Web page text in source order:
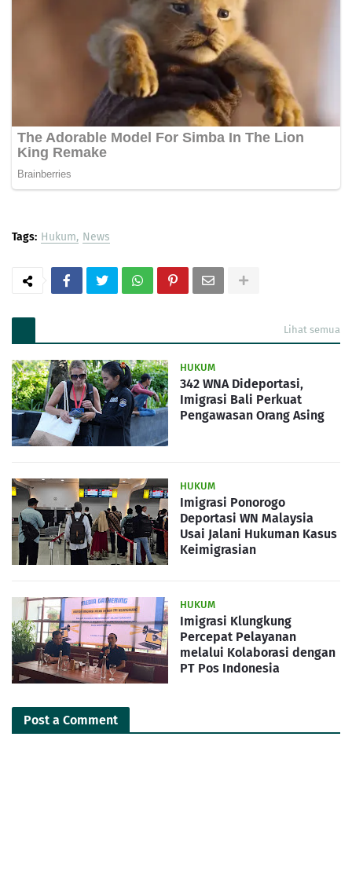
Tags: Hukum News
Lihat semua
HUKUM
342 WNA Dideportasi,
Imigrasi Bali Perkuat
Pengawasan Orang Asing
HUKUM
Imigrasi Ponorogo
Deportasi WN Malaysia
Usai Jalani Hukuman Kasus
Keimigrasian
HUKUM
Imigrasi Klungkung
Percepat Pelayanan
melalui Kolaborasi dengan
PT Pos Indonesia
Post a Comment